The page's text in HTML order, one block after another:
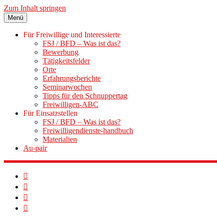
Zum Inhalt springen
Menü
Für Freiwillige und Interessierte
FSJ / BFD – Was ist das?
Bewerbung
Tätigkeitsfelder
Orte
Erfahrungsberichte
Seminarwochen
Tipps für den Schnuppertag
Freiwilligen-ABC
Für Einsatzstellen
FSJ / BFD – Was ist das?
Freiwilligendienste-handbuch
Materialien
Au-pair